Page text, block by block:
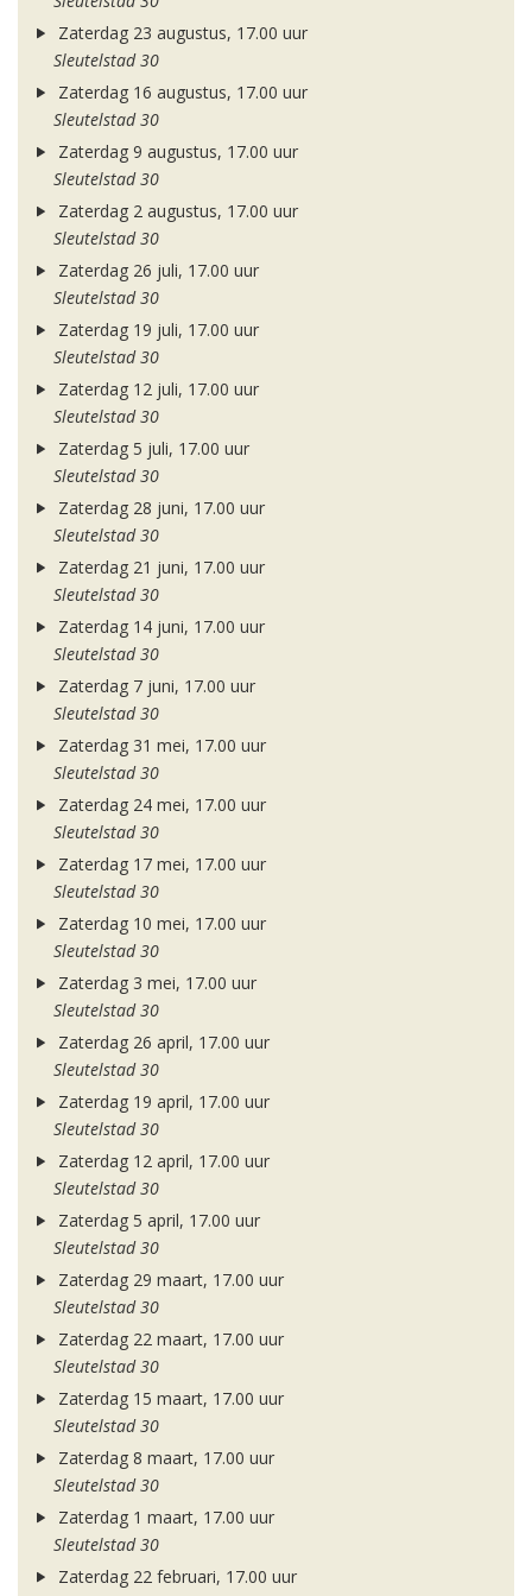
Zaterdag 23 augustus, 17.00 uur
Sleutelstad 30
Zaterdag 16 augustus, 17.00 uur
Sleutelstad 30
Zaterdag 9 augustus, 17.00 uur
Sleutelstad 30
Zaterdag 2 augustus, 17.00 uur
Sleutelstad 30
Zaterdag 26 juli, 17.00 uur
Sleutelstad 30
Zaterdag 19 juli, 17.00 uur
Sleutelstad 30
Zaterdag 12 juli, 17.00 uur
Sleutelstad 30
Zaterdag 5 juli, 17.00 uur
Sleutelstad 30
Zaterdag 28 juni, 17.00 uur
Sleutelstad 30
Zaterdag 21 juni, 17.00 uur
Sleutelstad 30
Zaterdag 14 juni, 17.00 uur
Sleutelstad 30
Zaterdag 7 juni, 17.00 uur
Sleutelstad 30
Zaterdag 31 mei, 17.00 uur
Sleutelstad 30
Zaterdag 24 mei, 17.00 uur
Sleutelstad 30
Zaterdag 17 mei, 17.00 uur
Sleutelstad 30
Zaterdag 10 mei, 17.00 uur
Sleutelstad 30
Zaterdag 3 mei, 17.00 uur
Sleutelstad 30
Zaterdag 26 april, 17.00 uur
Sleutelstad 30
Zaterdag 19 april, 17.00 uur
Sleutelstad 30
Zaterdag 12 april, 17.00 uur
Sleutelstad 30
Zaterdag 5 april, 17.00 uur
Sleutelstad 30
Zaterdag 29 maart, 17.00 uur
Sleutelstad 30
Zaterdag 22 maart, 17.00 uur
Sleutelstad 30
Zaterdag 15 maart, 17.00 uur
Sleutelstad 30
Zaterdag 8 maart, 17.00 uur
Sleutelstad 30
Zaterdag 1 maart, 17.00 uur
Sleutelstad 30
Zaterdag 22 februari, 17.00 uur